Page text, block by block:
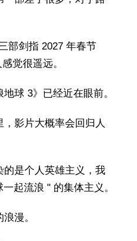
部剑指 2027 年春节
觉很遥远。
球 3》已经近在眼前。
影片大概率会回归人
是个人英雄主义，我
起流浪 " 的集体主义。
漫。